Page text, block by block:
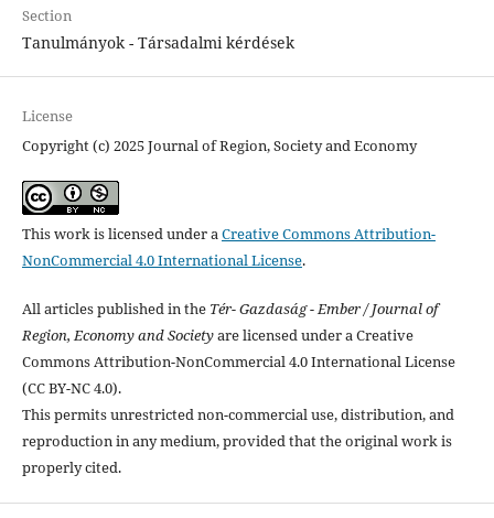
Section
Tanulmányok - Társadalmi kérdések
License
Copyright (c) 2025 Journal of Region, Society and Economy
This work is licensed under aCreative Commons Attribution-
NonCommercial 4.0 International License.
All articles published in the Tér- Gazdaság - Ember / Journal of
Region, Economy and Societyare licensed under a Creative
Commons Attribution-NonCommercial 4.0 International License
(CC BY-NC 4.0).
This permits unrestricted non-commercial use, distribution, and
reproduction in any medium, provided that the original work is
properly cited.